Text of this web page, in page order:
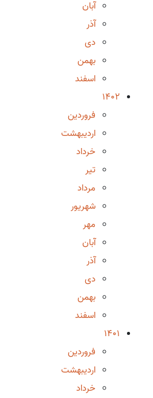
آبان
آذر
دی
بهمن
اسفند
1402
فروردین
اردیبهشت
خرداد
تیر
مرداد
شهریور
مهر
آبان
آذر
دی
بهمن
اسفند
1401
فروردین
اردیبهشت
خرداد